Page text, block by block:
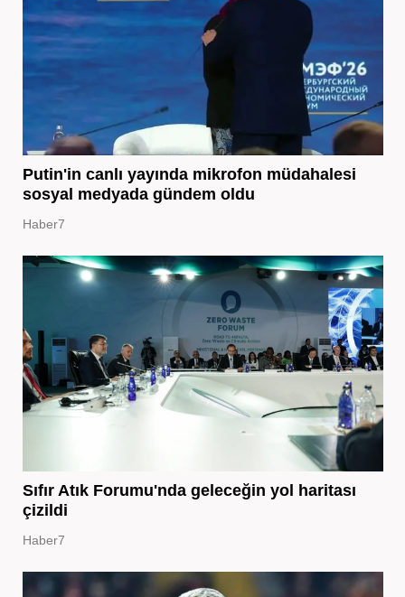
Putin'in canlı yayında mikrofon müdahalesi
sosyal medyada gündem oldu
Haber7
Sıfır Atık Forumu'nda geleceğin yol haritası
çizildi
Haber7